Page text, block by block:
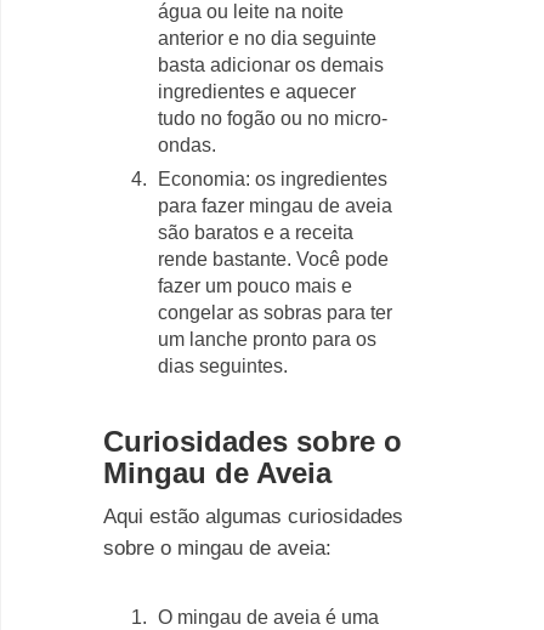
água ou leite na noite
anterior e no dia seguinte
basta adicionar os demais
ingredientes e aquecer
tudo no fogão ou no micro-
ondas.
Economia: os ingredientes
para fazer mingau de aveia
são baratos e a receita
rende bastante. Você pode
fazer um pouco mais e
congelar as sobras para ter
um lanche pronto para os
dias seguintes.
Curiosidades sobre o
Mingau de Aveia
Aqui estão algumas curiosidades
sobre o mingau de aveia:
O mingau de aveia é uma